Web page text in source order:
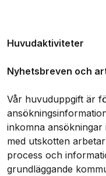
Huvudaktiviteter
Nyhetsbreven och
Vår huvuduppgift är
inkomna ansökningar
med utskotten
process och
grundläggande